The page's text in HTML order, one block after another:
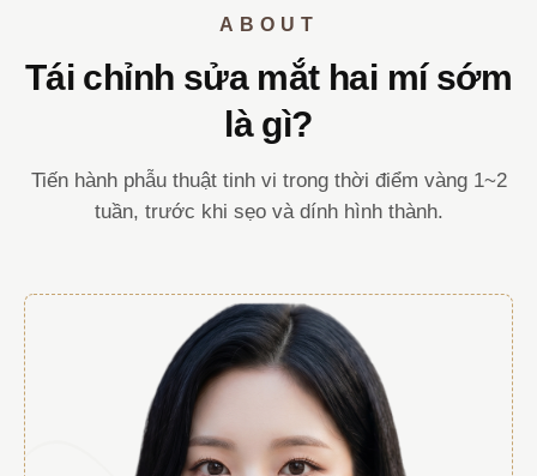
ABOUT
Tái chỉnh sửa mắt hai mí sớm
là gì?
Tiến hành phẫu thuật tinh vi trong thời điểm vàng 1~2
tuần, trước khi sẹo và dính hình thành.